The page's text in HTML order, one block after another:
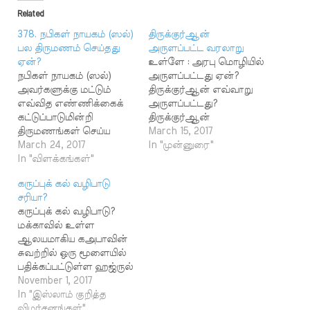
Related
378. நபிகள் நாயகம் (ஸல்)
பல திருமணம் செய்தது
ஏன்?
நபிகள் நாயகம் (ஸல்)
அவர்களுக்கு மட்டும்
எவ்வித எண்ணிக்கைக்
கட்டுப்பாடுமின்றி
திருமணங்கள் செய்ய
அனுமதிக்கப்பட்டுள்ளதாக
இவ்வசனத்தில் (33:50)
நபிகள் நாயகம் (ஸல்)
அவர்களுக்கு மட்டும்
அளிக்கப்பட்ட சிறப்பு
அனுமதி எனவும்
கூறப்பட்டுள்ளது.
திருக்குர்ஆன்
இறைவேதம் எனவும்,
நபிகள் நாயகம் (ஸல்)
அவர்கள் இறைத்தூதர்
March 24, 2017
In "விளக்கங்கள்"
திருக்குர்ஆன்
அருளப்பட்ட வரலாறு
உள்ளே : அரபு மொழியில்
அருளப்பட்டது ஏன்?
திருக்குர்ஆன் எவ்வாறு
அருளப்பட்டது?
திருக்குர்ஆன்
அருளப்பட்ட காலகட்டம்
திருக்குர்ஆனை நபிகள்
March 15, 2017
In "முன்னுரை"
கருப்புக் கல் வழிபாடு
சரியா?
கருப்புக் கல் வழிபாடு?
மக்காவில் உள்ள
ஆலயமாகிய கஅபாவின்
சுவற்றில் ஒரு மூளையில்
பதிக்கப்பட்டுள்ள ஹஜ்ருல்
அஸ்வத் எனும் கருப்புக்
கல்லை முஸ்லிம்கள் ஒரு
November 1, 2017
In "இஸ்லாம் குறித்த